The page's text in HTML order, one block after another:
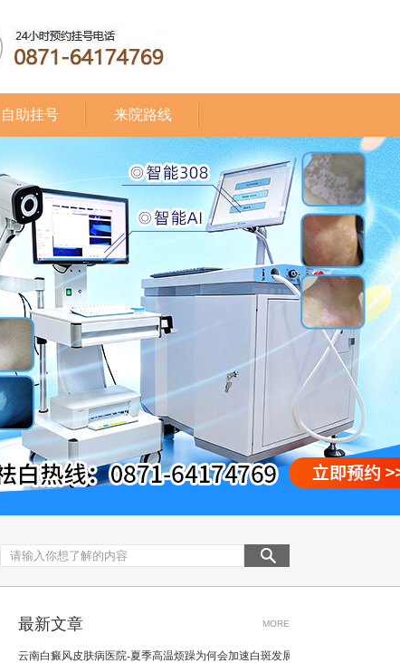
自助挂号 来院路线
最新文章 MORE
云南白癜风皮肤病医院-夏季高温烦躁为何会加速白斑发展蔓延呢